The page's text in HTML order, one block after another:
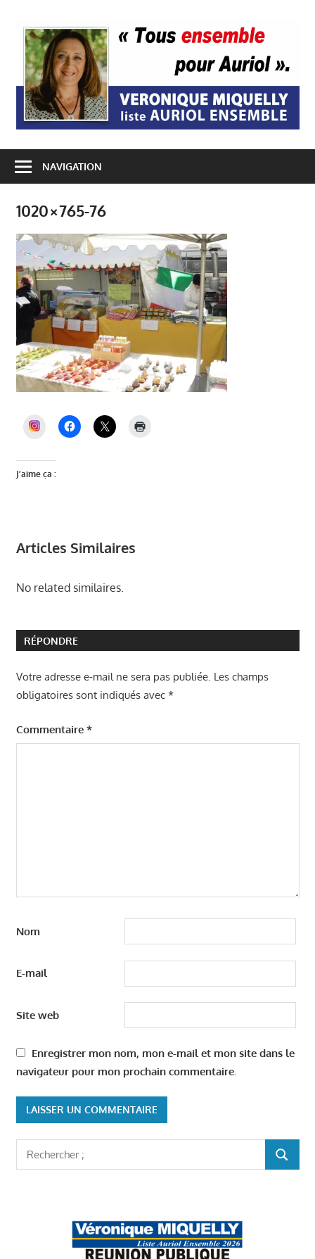
contenu
NAVIGATION
1020×765-76
INSTAGRAM
J’aime ça :
Articles Similaires
No related similaires.
RÉPONDRE
Votre adresse e-mail ne sera pas publiée. Les champs
obligatoires sont indiqués avec *
Commentaire *
Nom
E-mail
Site web
Enregistrer mon nom, mon e-mail et mon site dans le
navigateur pour mon prochain commentaire.
Rechercher
: